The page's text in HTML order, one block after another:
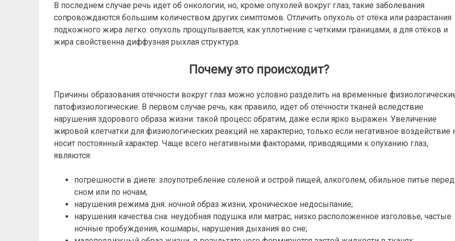
В последнем случае речь идет об онкологии, но, кроме опухолей вокруг глаз, такие заболевания
сопровождаются большим количеством других симптомов. Отличить опухоль от отёка или разрастания
подкожного жира легко: опухоль прощупывается, как уплотнение с четкими границами, а для отёков и
жира свойственна диффузная рыхлая структура.
Почему это происходит?
Причины образования отёчности вокруг глаз можно условно разделить на временные
патофизиологические. В первом случае речь, как правило, идет об отёчности тканей вследствие
нарушения здорового образа жизни: такой процесс обратим, даже если ярко выражен. Увеличение
жировой клетчатки для физиологических реакций не характерно, только если негативное воздействие
носит постоянный характер. Чаще всего негативными факторами, приводящими к опуханию глаз,
являются:
погрешности в диете: злоупотребление соленой и острой пищей, алкоголем, обильное питье перед
сном или по ночам;
нарушения режима дня: ночной образ жизни, хроническое недосыпание;
нарушения качества сна: неудобная подушка или матрас, низко расположенное изголовье, частые
ночные пробуждения, кошмары, нарушения дыхания во сне;